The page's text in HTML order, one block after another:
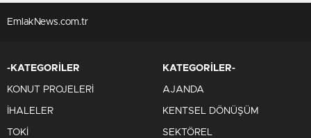
EmlakNews.com.tr
-KATEGORİLER
KONUT PROJELERİ
İHALELER
TOKİ
KATEGORİLER-
AJANDA
KENTSEL DÖNÜŞÜM
SEKTÖREL